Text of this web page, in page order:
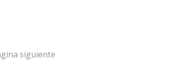
siguiente
sin fines de